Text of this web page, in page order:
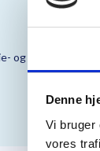
Denne
Vi bruger
vores
og